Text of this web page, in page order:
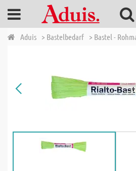
Aduis > Bastelbedarf > Bastel -